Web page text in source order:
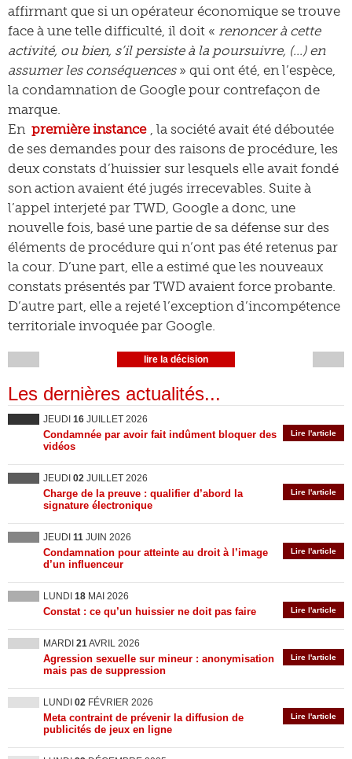
affirmant que si un opérateur économique se trouve
face à une telle difficulté, il doit « renoncer à cette
activité, ou bien, s’il persiste à la poursuivre, (…) en
assumer les conséquences» qui ont été, en l’espèce,
la condamnation de Google pour contrefaçon de
marque.
En première instance , la société avait été déboutée
de ses demandes pour des raisons de procédure, les
deux constats d’huissier sur lesquels elle avait fondé
son action avaient été jugés irrecevables. Suite à
l’appel interjeté par TWD, Google a donc, une
nouvelle fois, basé une partie de sa défense sur des
éléments de procédure qui n’ont pas été retenus par
la cour. D’une part, elle a estimé que les nouveaux
constats présentés par TWD avaient force probante.
D’autre part, elle a rejeté l’exception d’incompétence
territoriale invoquée par Google.
lire la décision
Les dernières actualités...
JEUDI 16 JUILLET 2026
Lire l'article
Condamnée par avoir fait indûment bloquer des
vidéos
JEUDI 02 JUILLET 2026
Lire l'article
Charge de la preuve : qualifier d’abord la
signature électronique
JEUDI 11 JUIN 2026
Lire l'article
Condamnation pour atteinte au droit à l’image
d’un influenceur
LUNDI 18 MAI 2026
Lire l'article
Constat : ce qu’un huissier ne doit pas faire
MARDI 21AVRIL 2026
Lire l'article
Agression sexuelle sur mineur : anonymisation
mais pas de suppression
LUNDI 02 FÉVRIER 2026
Lire l'article
Meta contraint de prévenir la diffusion de
publicités de jeux en ligne